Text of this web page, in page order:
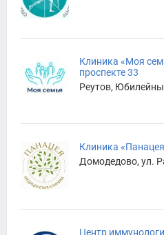
Клиника «Моя
проспекте 33
Реутов,
Клиника
Домодедово, ул.
Центр